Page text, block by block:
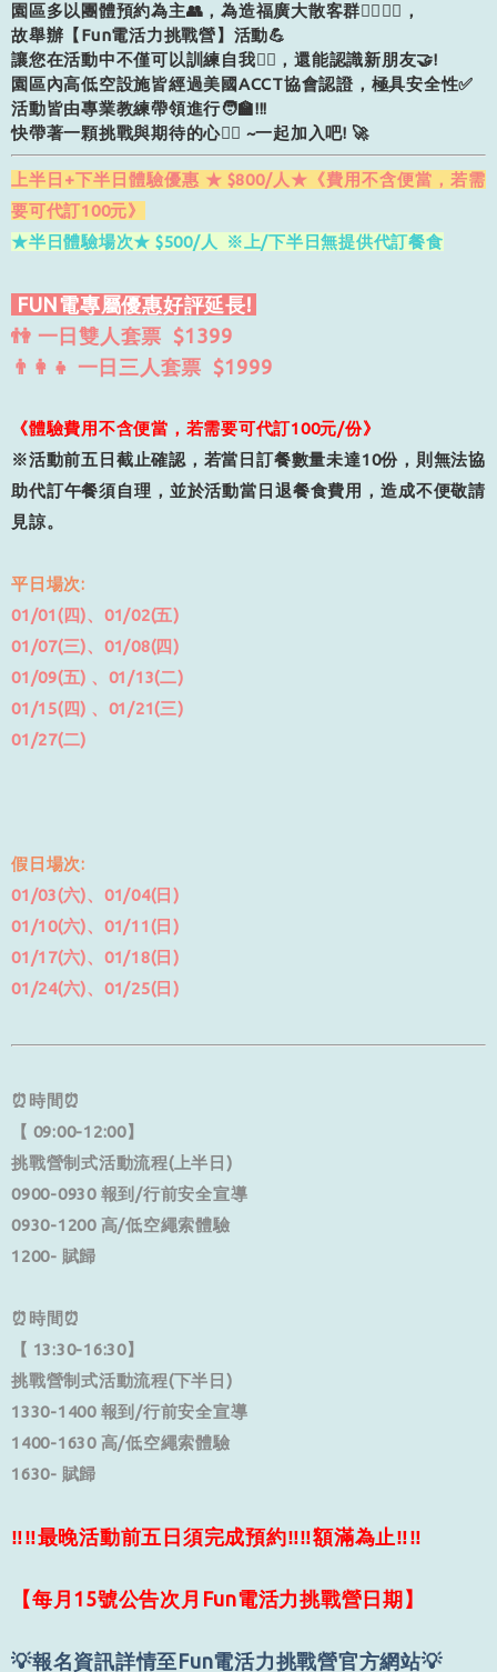
園區多以團體預約為主👥 ，為造福廣大散客群🧍‍♂️🧍‍♀️ ，
故舉辦【Fun電活力挑戰營】活動💪
讓您在活動中不僅可以訓練自我🧗‍♂️， 還能認識新朋友🤝!
園區內高低空設施皆經過美國ACCT協會認證，極具安全性✅
活動皆由專業教練帶領進行🧑‍🏫!!!
快帶著一顆挑戰與期待的心❤️‍🔥 ~一起加入吧! 🚀
上半日+下半日體驗優惠 ★ $800/人★《費用不含便當，若需
要可代訂100元》
★半日體驗場次★ $500/人 ※上/下半日無提供代訂餐食
FUN電專屬優惠好評延長!
👫 一日雙人套票 $1399
👨‍👩‍👧 一日三人套票 $1999
《體驗費用不含便當，若需要可代訂100元/份》
※活動前五日截止確認，若當日訂餐數量未達10份，則無法協
助代訂午餐須自理，並於活動當日退餐食費用，造成不便敬請
見諒。
平日場次:
01/01(四)、01/02(五)
01/07(三)、01/08(四)
01/09(五) 、01/13(二)
01/15(四) 、01/21(三)
01/27(二)
假日場次:
01/03(六)、01/04(日)
01/10(六)、01/11(日)
01/17(六)、01/18(日)
01/24(六)、01/25(日)
⏰時間⏰
【 09:00-12:00】
挑戰營制式活動流程(上半日)
0900-0930 報到/行前安全宣導
0930-1200 高/低空繩索體驗
1200- 賦歸
⏰時間⏰
【 13:30-16:30】
挑戰營制式活動流程(下半日)
1330-1400 報到/行前安全宣導
1400-1630 高/低空繩索體驗
1630- 賦歸
‼‼最晚活動前五日須完成預約‼‼額滿為止‼‼
【每月15號公告次月Fun電活力挑戰營日期】
💡報名資訊詳情至Fun電活力挑戰營官方網站💡